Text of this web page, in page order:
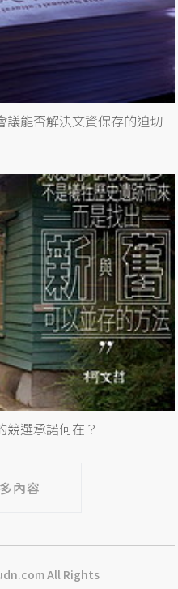
能否解決文資保存的迫切
選承諾何在？
內容
All Rights